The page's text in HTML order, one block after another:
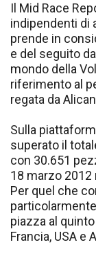
Il Mid Race
indipendenti di
prende in
e del seguito
mondo della
riferimento al
regata da
Sulla
superato il
con 30.651
18 marzo 2012
Per quel che
piazza al
Francia, USA e